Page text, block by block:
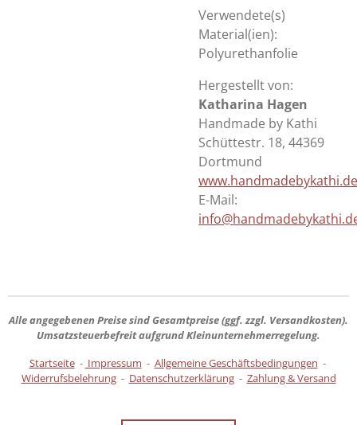
Verwendete(s)
Material(ien):
Polyurethanfolie
Hergestellt von:
Katharina Hagen
Handmade by Kathi
Schüttestr. 18, 44369
Dortmund
www.handmadebykathi.de
E-Mail:
Alle angegebenen Preise sindGesamtpreise(ggf. zzgl. Versandkosten).
Umsatzsteuerbefreit aufgrund Kleinunternehmerregelung.
Startseite- Impressum - Allgemeine Geschäftsbedingungen -
Widerrufsbelehrung- Datenschutzerklärung- Zahlung & Versand